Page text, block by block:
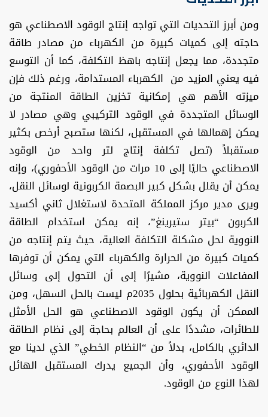
ومن أبرز التحديات التي تواجه إنتاج الوقود الاصطناعي هو
حاجته إلى كميات كبيرة من الكهرباء من مصادر طاقة
متجددة، مما يجعل إنتاجه باهظ التكلفة، كما أن التوسع
فيه يعني المزيد من الكهرباء المستدامة، ورغم ذلك فإن
ميزته الأهم هي إمكانية تخزين الطاقة المنتجة من
الوسائل المتجددة في الوقود التركيبي وهي مصادر لا
يمكن إهمالها في المستقبل، لكنها ستصبح أرخص بكثير
مستقبلاً (تصل تكلفة إنتاج لتر واحد من الوقود
الاصطناعي حاليًا إلى 10 مرات من الوقود الأحفوري)، وإنه
يمكن أن يقلل بشكل كبير البصمة الكربونية لوسائل النقل،
ويرى مدير مركز المملكة المتحدة لاستغلال ثاني أكسيد
الكربون “بيتر ستيرينغ”، إنه يمكن استخدام الطاقة
النووية لحل مشكلة التكلفة العالية، حيث يتم إنتاجه من
كميات كبيرة من الحرارة والكهرباء التي يمكن أن توفرها
المفاعلات النووية، مشيرًا إلى أن التحول إلى وسائل
النقل الكهربائية بحلول 2035م ليست بالحل السهل، ومن
الممكن أن يكون الوقود الاصطناعي هو الحل الأمثل
للطائرات، مشددًا على أن العالم بحاجة إلى نظام الطاقة
الدائري بالكامل، بدلاً من “النظام الخطي” الذي لدينا مع
الوقود الأحفوري، وأن الجميع يدرك المستقبل الهائل
لهذا النوع من الوقود.